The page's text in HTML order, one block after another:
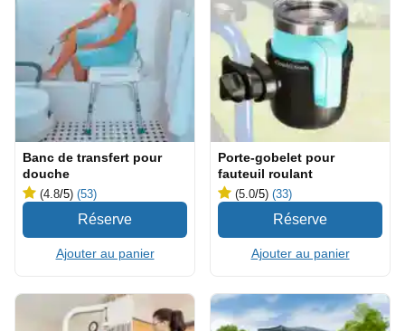
Banc de transfert pour
douche
(4.8/5) (53)
Ajouter au panier
Porte-gobelet pour
fauteuil roulant
(5.0/5) (33)
Ajouter au panier